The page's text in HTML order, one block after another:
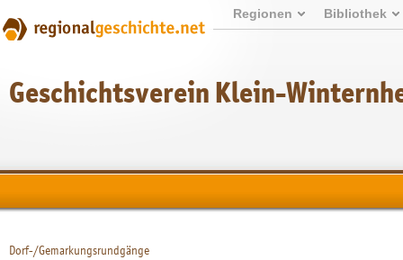
Regionen Bibliothek
Geschichtsverein Klein-
Dorf-/Gemarkungsrundgänge